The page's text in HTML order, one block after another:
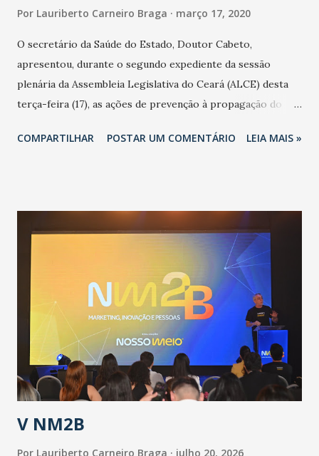
Por Lauriberto Carneiro Braga março 17, 2020
O secretário da Saúde do Estado, Doutor Cabeto,
apresentou, durante o segundo expediente da sessão
plenária da Assembleia Legislativa do Ceará (ALCE) desta
terça-feira (17), as ações de prevenção à propagação do
adotadas pelo Governo do Estado na contenção da
população suspeita e de cuidados com os ambientes
públicos e domiciliares. “Nós não estamos vivendo uma
epidemia comum, como temos em todos os anos, com
aumento de casos de dengue, influenza ou H1N1. Trata-se
de uma epidemia com um vírus diferente, com um poder de
contaminação maior que outros coronavírus”, apontou o
secretário. Segundo ele, é uma epidemia com chance de
contaminação alta, podendo gerar um grande risco à
população e ao sistema de saúde. “Precisamos saber fazer a
estratificação do risco da doença, para não so...
COMPARTILHAR POSTAR UM COMENTÁRIO LEIA MAIS »
V NM2B
Por Lauriberto Carneiro Braga julho 20, 2026